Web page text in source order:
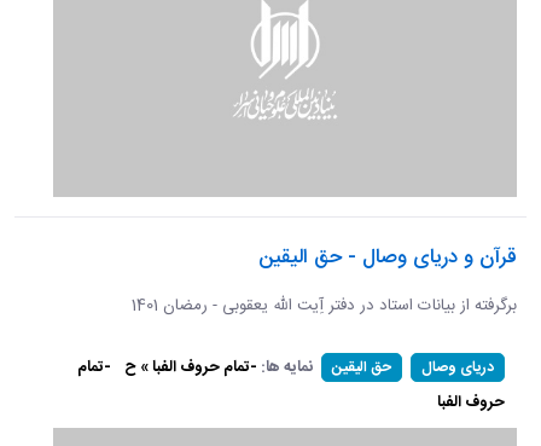
قرآن و دریای وصال - حق الیقین
برگرفته از بیانات استاد در دفتر آِیت الله یعقوبی - رمضان 1401
دریای وصال حق الیقین نمایه ها: -تمام حروف الفبا » ح -تمام
حروف الفبا